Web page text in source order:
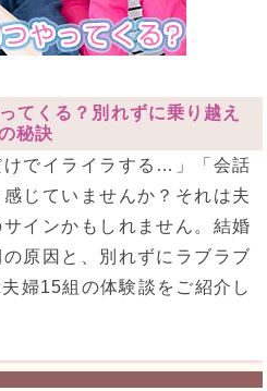
てくる？別れずに乗り越え
秘訣
けでイライラする…」「会話
じていませんか？それは夫
インかもしれません。結婚
原因と、別れずにラブラブ
婦15組の体験談をご紹介し